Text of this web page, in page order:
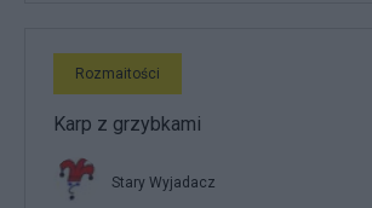
Rozmaitości
Karp z grzybkami
Stary Wyjadacz